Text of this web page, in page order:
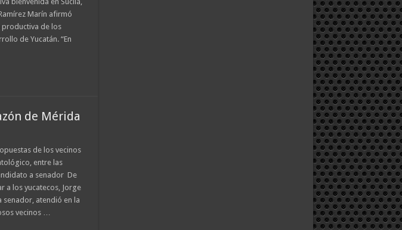
Marín afirmó
productiva de los
de Yucatán. “En
de Mérida
de los vecinos
entre las
a senador De
a los yucatecos, Jorge
senador, atendió en la
vecinos …